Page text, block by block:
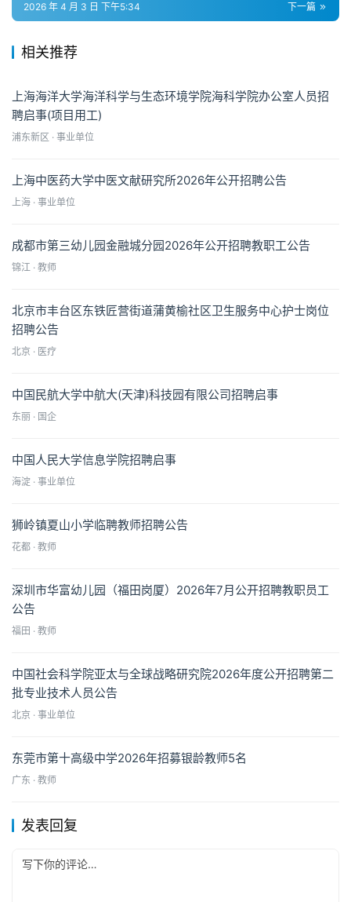
下一篇
2026 年 4 月 3 日 下午5:34
相关推荐
上海海洋大学海洋科学与生态环境学院海科学院办公室人员招
聘启事(项目用工)
浦东新区 · 事业单位
上海中医药大学中医文献研究所2026年公开招聘公告
上海 · 事业单位
成都市第三幼儿园金融城分园2026年公开招聘教职工公告
锦江 · 教师
北京市丰台区东铁匠营街道蒲黄榆社区卫生服务中心护士岗位
招聘公告
北京 · 医疗
中国民航大学中航大(天津)科技园有限公司招聘启事
东丽 · 国企
中国人民大学信息学院招聘启事
海淀 · 事业单位
狮岭镇夏山小学临聘教师招聘公告
花都 · 教师
深圳市华富幼儿园（福田岗厦）2026年7月公开招聘教职员工
公告
福田 · 教师
中国社会科学院亚太与全球战略研究院2026年度公开招聘第二
批专业技术人员公告
北京 · 事业单位
东莞市第十高级中学2026年招募银龄教师5名
广东 · 教师
发表回复